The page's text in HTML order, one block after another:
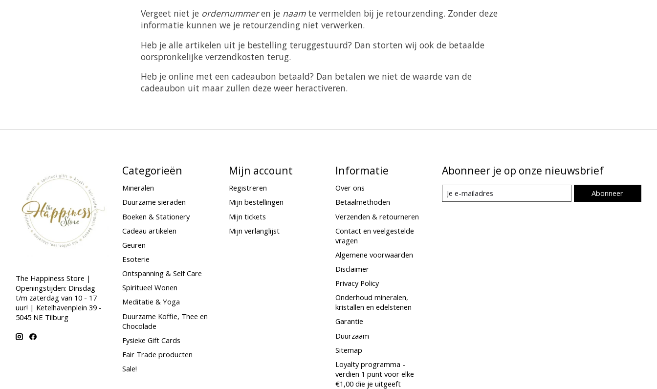
Vergeet niet je ordernummeren je naamte vermelden bij je retourzending. Zonder deze
informatie kunnen we je retourzending niet verwerken.
Heb je alle artikelen uit je bestelling teruggestuurd? Dan storten wij ook de betaalde
oorspronkelijke verzendkosten terug.
Heb je online met een cadeaubon betaald? Dan betalen we niet de waarde van de
cadeaubon uit maar zullen deze weer heractiveren.
The Happiness Store |
Openingstijden: Dinsdag
t/m zaterdag van 10 - 17
uur! | Ketelhavenplein 39 -
5045 NE Tilburg
Categorieën
Mineralen
Duurzame sieraden
Boeken & Stationery
Cadeau artikelen
Geuren
Esoterie
Ontspanning & Self Care
Spiritueel Wonen
Meditatie & Yoga
Duurzame Koffie, Thee en
Chocolade
Fysieke Gift Cards
Fair Trade producten
Sale!
Mijn account
Registreren
Mijn bestellingen
Mijn tickets
Mijn verlanglijst
Informatie
Over ons
Betaalmethoden
Verzenden & retourneren
Contact en veelgestelde
vragen
Algemene voorwaarden
Disclaimer
Privacy Policy
Onderhoud mineralen,
kristallen en edelstenen
Garantie
Duurzaam
Sitemap
Loyalty programma -
verdien 1 punt voor elke
€1,00 die je uitgeeft
Abonneer je op onze nieuwsbrief
Abonneer